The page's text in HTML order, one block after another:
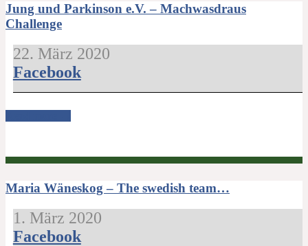
Jung und Parkinson e.V. – Machwasdraus
Challenge
22. März 2020
Facebook
Maria Wäneskog – The swedish team…
1. März 2020
Facebook